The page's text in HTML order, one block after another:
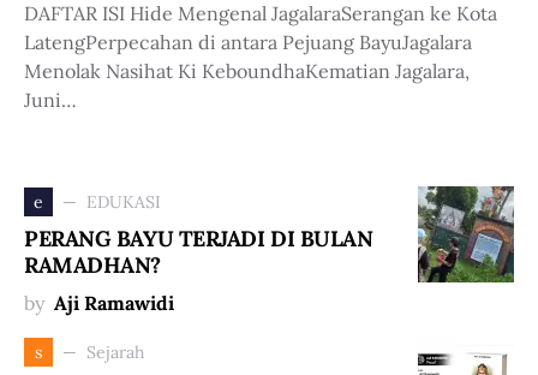
DAFTAR ISI Hide Mengenal JagalaraSerangan ke Kota
LatengPerpecahan di antara Pejuang BayuJagalara
Menolak Nasihat Ki KeboundhaKematian Jagalara,
Juni…
e EDUKASI
PERANG BAYU TERJADI DI BULAN
RAMADHAN?
by Aji Ramawidi
s Sejarah